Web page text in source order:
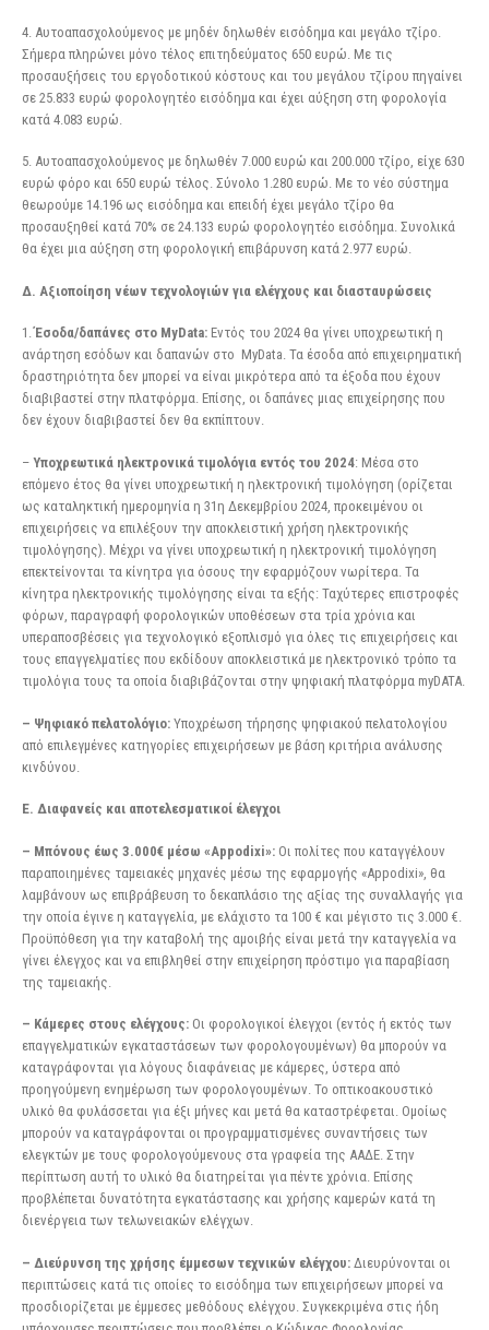
4. Αυτοαπασχολούμενος με μηδέν δηλωθέν εισόδημα και μεγάλο τζίρο.
Σήμερα πληρώνει μόνο τέλος επιτηδεύματος 650 ευρώ. Με τις
προσαυξήσεις του εργοδοτικού κόστους και του μεγάλου τζίρου πηγαίνει
σε 25.833 ευρώ φορολογητέο εισόδημα και έχει αύξηση στη φορολογία
κατά 4.083 ευρώ.
5. Αυτοαπασχολούμενος με δηλωθέν 7.000 ευρώ και 200.000 τζίρο, είχε 630
ευρώ φόρο και 650 ευρώ τέλος. Σύνολο 1.280 ευρώ. Με το νέο σύστημα
θεωρούμε 14.196 ως εισόδημα και επειδή έχει μεγάλο τζίρο θα
προσαυξηθεί κατά 70% σε 24.133 ευρώ φορολογητέο εισόδημα. Συνολικά
θα έχει μια αύξηση στη φορολογική επιβάρυνση κατά 2.977 ευρώ.
Δ. Αξιοποίηση νέων τεχνολογιών για ελέγχους και διασταυρώσεις
1.Έσοδα/δαπάνες στο MyData: Εντός του 2024 θα γίνει υποχρεωτική η
ανάρτηση εσόδων και δαπανών στο MyData. Τα έσοδα από επιχειρηματική
δραστηριότητα δεν μπορεί να είναι μικρότερα από τα έξοδα που έχουν
διαβιβαστεί στην πλατφόρμα. Επίσης, οι δαπάνες μιας επιχείρησης που
δεν έχουν διαβιβαστεί δεν θα εκπίπτουν.
– Υποχρεωτικά ηλεκτρονικά τιμολόγια εντός του 2024: Μέσα στο
επόμενο έτος θα γίνει υποχρεωτική η ηλεκτρονική τιμολόγηση (ορίζεται
ως καταληκτική ημερομηνία η 31η Δεκεμβρίου 2024, προκειμένου οι
επιχειρήσεις να επιλέξουν την αποκλειστική χρήση ηλεκτρονικής
τιμολόγησης). Μέχρι να γίνει υποχρεωτική η ηλεκτρονική τιμολόγηση
επεκτείνονται τα κίνητρα για όσους την εφαρμόζουν νωρίτερα. Τα
κίνητρα ηλεκτρονικής τιμολόγησης είναι τα εξής: Ταχύτερες επιστροφές
φόρων, παραγραφή φορολογικών υποθέσεων στα τρία χρόνια και
υπεραποσβέσεις για τεχνολογικό εξοπλισμό για όλες τις επιχειρήσεις και
τους επαγγελματίες που εκδίδουν αποκλειστικά με ηλεκτρονικό τρόπο τα
τιμολόγια τους τα οποία διαβιβάζονται στην ψηφιακή πλατφόρμα myDATA.
– Ψηφιακό πελατολόγιο: Υποχρέωση τήρησης ψηφιακού πελατολογίου
από επιλεγμένες κατηγορίες επιχειρήσεων με βάση κριτήρια ανάλυσης
κινδύνου.
Ε. Διαφανείς και αποτελεσματικοί έλεγχοι
– Μπόνους έως 3.000€ μέσω «Appodixi»: Οι πολίτες που καταγγέλουν
παραποιημένες ταμειακές μηχανές μέσω της εφαρμογής «Appodixi», θα
λαμβάνουν ως επιβράβευση το δεκαπλάσιο της αξίας της συναλλαγής για
την οποία έγινε η καταγγελία, με ελάχιστο τα 100 € και μέγιστο τις 3.000 €.
Προϋπόθεση για την καταβολή της αμοιβής είναι μετά την καταγγελία να
γίνει έλεγχος και να επιβληθεί στην επιχείρηση πρόστιμο για παραβίαση
της ταμειακής.
– Κάμερες στους ελέγχους: Οι φορολογικοί έλεγχοι (εντός ή εκτός των
επαγγελματικών εγκαταστάσεων των φορολογουμένων) θα μπορούν να
καταγράφονται για λόγους διαφάνειας με κάμερες, ύστερα από
προηγούμενη ενημέρωση των φορολογουμένων. Το οπτικοακουστικό
υλικό θα φυλάσσεται για έξι μήνες και μετά θα καταστρέφεται. Ομοίως
μπορούν να καταγράφονται οι προγραμματισμένες συναντήσεις των
ελεγκτών με τους φορολογούμενους στα γραφεία της ΑΑΔΕ. Στην
περίπτωση αυτή το υλικό θα διατηρείται για πέντε χρόνια. Επίσης
προβλέπεται δυνατότητα εγκατάστασης και χρήσης καμερών κατά τη
διενέργεια των τελωνειακών ελέγχων.
– Διεύρυνση της χρήσης έμμεσων τεχνικών ελέγχου: Διευρύνονται οι
περιπτώσεις κατά τις οποίες το εισόδημα των επιχειρήσεων μπορεί να
προσδιορίζεται με έμμεσες μεθόδους ελέγχου. Συγκεκριμένα στις ήδη